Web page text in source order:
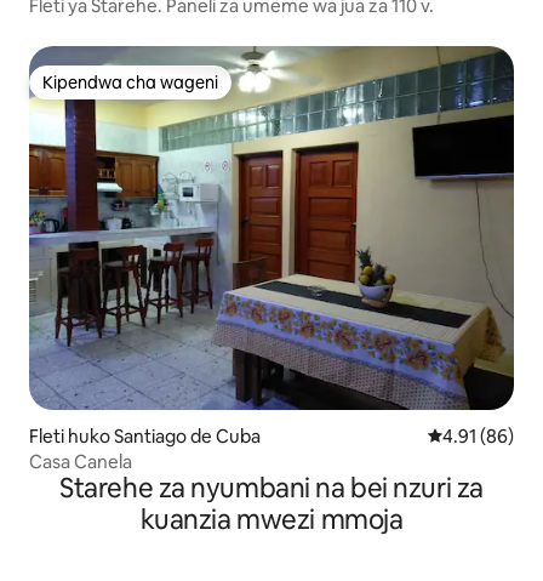
Fleti ya Starehe. Paneli za umeme wa jua za 110 v.
Kipendwa cha wageni
Kipendwa cha wageni
Fleti huko Santiago de Cuba Ukadiriaji wa
4.91 (86)
Casa Canela
Starehe za nyumbani na bei nzuri za
kuanzia mwezi mmoja